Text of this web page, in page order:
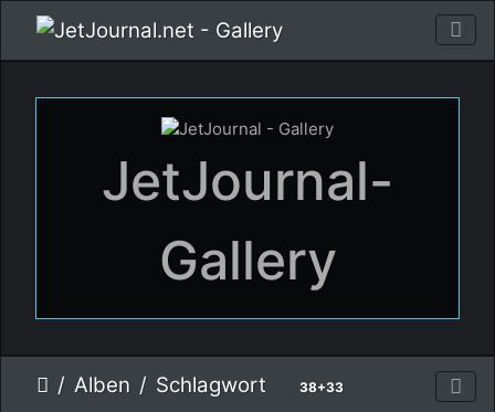
JetJournal-
Gallery
Alben Schlagwort 38+33